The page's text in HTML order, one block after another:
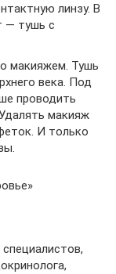
линзу. В
— тушь с
макияжем. Тушь
века. Под
проводить
макияж
И только